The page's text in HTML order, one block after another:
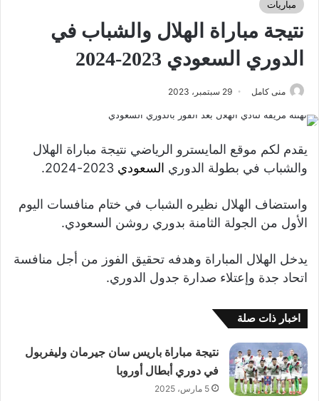
مباريات
نتيجة مباراة الهلال والشباب في
الدوري السعودي 2023-2024
منى كامل 29 سبتمبر، 2023
يقدم لكم موقع المايسترو الرياضي نتيجة مباراة الهلال
والشباب في بطولة الدوري السعودي 2023-2024.
واستضاف الهلال نظيره الشباب في ختام منافسات اليوم
الأول من الجولة الثامنة بدوري روشن السعودي.
يدخل الهلال المباراة وهدفه تحقيق الفوز من أجل منافسة
اتحاد جدة وإعتلاء صدارة جدول الدوري.
اخبار ذات صلة
نتيجة مباراة باريس سان جيرمان وليفربول
في دوري أبطال أوروبا
5 مارس، 2025